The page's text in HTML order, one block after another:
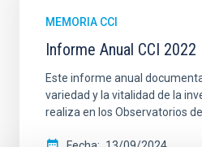
MEMORIA CCI
Informe Anual CCI 2022
Este informe anual
variedad y la vitalidad de la
realiza en los Observatorios